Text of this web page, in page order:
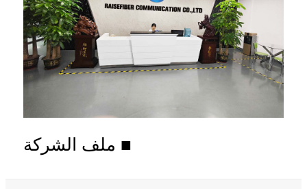
■ ملف الشركة